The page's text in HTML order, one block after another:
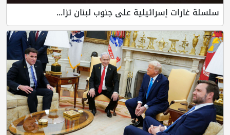
سلسلة غارات إسرائيلية على جنوب لبنان تزا...